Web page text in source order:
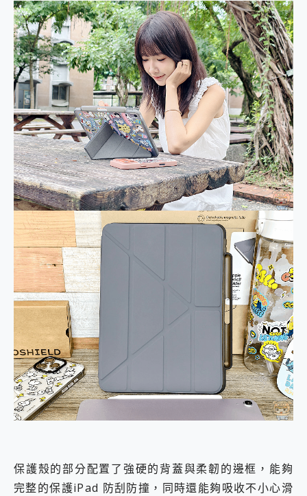
保護殼的部分配置了強硬的背蓋與柔韌的邊框，能夠
完整的保護iPad 防刮防撞，同時還能夠吸收不小心滑